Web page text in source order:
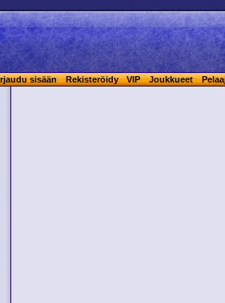
sisään Rekisteröidy VIP Joukkueet